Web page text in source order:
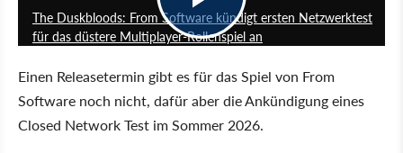
The Duskbloods: From Software kündigt ersten Netzwerktest
für das düstere Multiplayer-Rollenspiel an
Einen Releasetermin gibt es für das Spiel von From
Software noch nicht, dafür aber die Ankündigung eines
Closed Network Test im Sommer 2026.